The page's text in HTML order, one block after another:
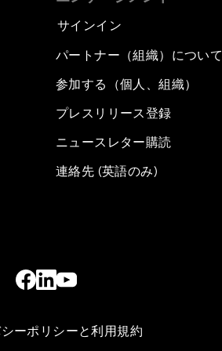
サインイン
パートナー（組織）につい
参加する（個人、組織）
プレスリリース登録
ニュースレター購読
連絡先 (英語のみ)
ーポリシーと利用規約